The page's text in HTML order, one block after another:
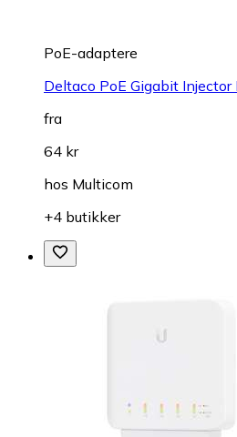
PoE-adaptere
Deltaco PoE Gigabit Injector
fra
64 kr
hos Multicom
+4 butikker